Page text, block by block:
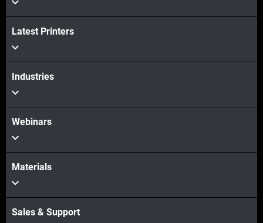
Latest Printers
Industries
Webinars
Materials
Sales & Support